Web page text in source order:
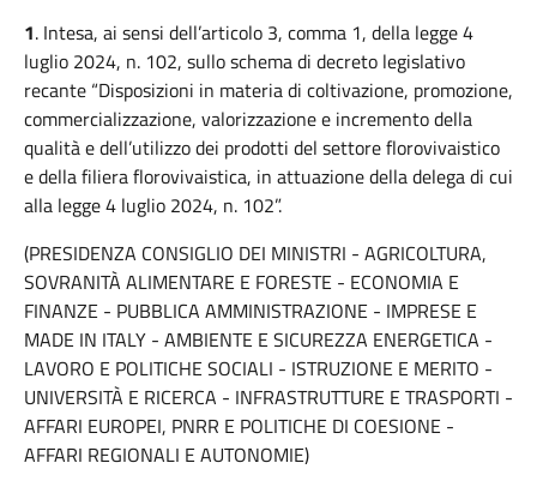
1. Intesa, ai sensi dell’articolo 3, comma 1, della legge 4
luglio 2024, n. 102, sullo schema di decreto legislativo
recante “Disposizioni in materia di coltivazione, promozione,
commercializzazione, valorizzazione e incremento della
qualità e dell’utilizzo dei prodotti del settore florovivaistico
e della filiera florovivaistica, in attuazione della delega di cui
alla legge 4 luglio 2024, n. 102”.
(PRESIDENZA CONSIGLIO DEI MINISTRI - AGRICOLTURA,
SOVRANITÀ ALIMENTARE E FORESTE - ECONOMIA E
FINANZE - PUBBLICA AMMINISTRAZIONE - IMPRESE E
MADE IN ITALY - AMBIENTE E SICUREZZA ENERGETICA -
LAVORO E POLITICHE SOCIALI - ISTRUZIONE E MERITO -
UNIVERSITÀ E RICERCA - INFRASTRUTTURE E TRASPORTI -
AFFARI EUROPEI, PNRR E POLITICHE DI COESIONE -
AFFARI REGIONALI E AUTONOMIE)